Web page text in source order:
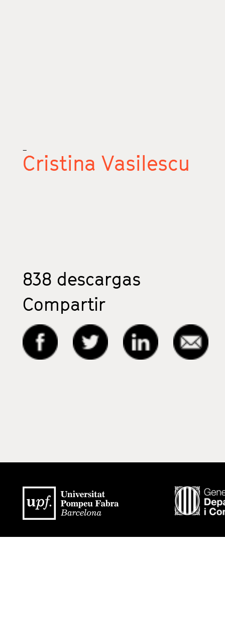
_
Cristina Vasilescu
838 descargas
Compartir